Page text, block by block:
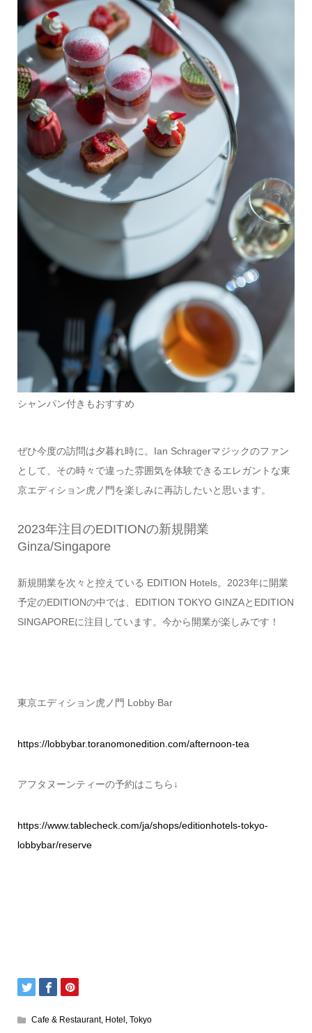
シャンパン付きもおすすめ
ぜひ今度の訪問は夕暮れ時に。Ian Schragerマジックのファン
として、その時々で違った雰囲気を体験できるエレガントな東
京エディション虎ノ門を楽しみに再訪したいと思います。
2023年注目のEDITIONの新規開業
Ginza/Singapore
新規開業を次々と控えている EDITION Hotels。2023年に開業
予定のEDITIONの中では、EDITION TOKYO GINZAとEDITION
SINGAPOREに注目しています。今から開業が楽しみです！
東京エディション虎ノ門 Lobby Bar
https://lobbybar.toranomonedition.com/afternoon-tea
アフタヌーンティーの予約はこちら↓
https://www.tablecheck.com/ja/shops/editionhotels-tokyo-
lobbybar/reserve
Cafe & Restaurant, Hotel Tokyo